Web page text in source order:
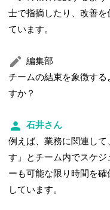
士で指摘したり、改善
ています。
編集部
チームの結束を象徴す
すか？
石井さん
例えば、業務に関連し
す」とチーム内でスケ
ーも可能な限り時間を
しています。